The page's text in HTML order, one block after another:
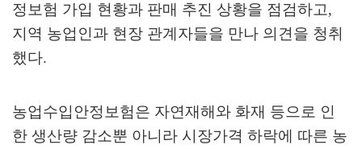
정보험 가입 현황과 판매 추진 상황을 점검하고,
지역 농업인과 현장 관계자들을 만나 의견을 청취
했다.
농업수입안정보험은 자연재해와 화재 등으로 인
한 생산량 감소뿐 아니라 시장가격 하락에 따른 농